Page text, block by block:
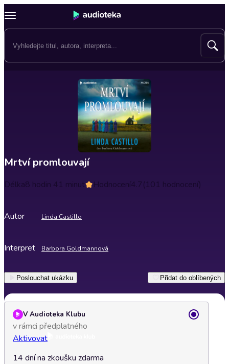
Mrtví promlouvají
Délka8 hodin 41 minut Hodnocení4.7(101 hodnocení)
Autor Linda Castillo
Interpret Barbora Goldmannová
Poslouchat ukázku Přidat do oblíbených
V Audioteka Klubu
v rámci předplatného
Aktivovat
14 dní na zkoušku zdarma